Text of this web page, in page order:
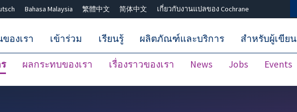
Bahasa Malaysia 繁體中文 简体中文 เกี่ยวกับงานแปลของ Cochrane
ผลกระทบของเรา เรื่องราวของเรา News Jobs Events
องเรา เข้าร่วม เรียนรู้ ผลิตภัณฑ์และบริการ สำหรับผู้เขียน